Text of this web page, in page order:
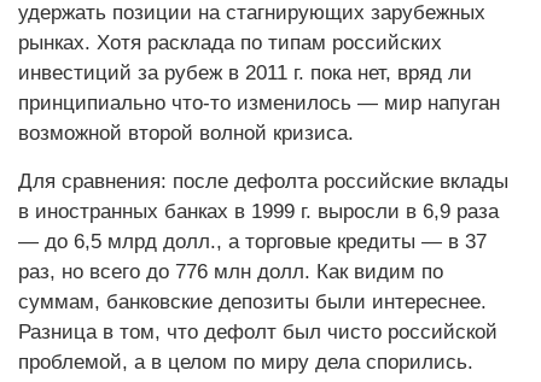
удержать позиции на стагнирующих зарубежных
рынках. Хотя расклада по типам российских
инвестиций за рубеж в 2011 г. пока нет, вряд ли
принципиально что-то изменилось — мир напуган
возможной второй волной кризиса.
Для сравнения: после дефолта российские вклады
в иностранных банках в 1999 г. выросли в 6,9 раза
— до 6,5 млрд долл., а торговые кредиты — в 37
раз, но всего до 776 млн долл. Как видим по
суммам, банковские депозиты были интереснее.
Разница в том, что дефолт был чисто российской
проблемой, а в целом по миру дела спорились.